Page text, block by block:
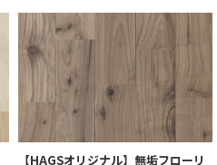
【HAGSオリジナル】無垢フローリ